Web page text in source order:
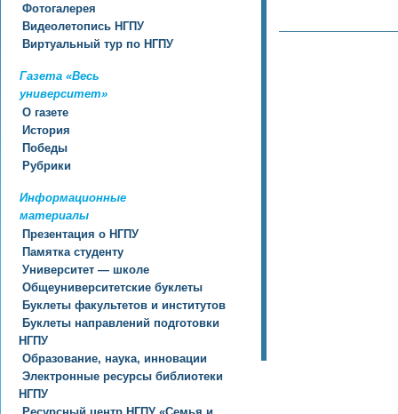
Фотогалерея
Видеолетопись НГПУ
Виртуальный тур по НГПУ
Газета «Весь
университет»
О газете
История
Победы
Рубрики
Информационные
материалы
Презентация о НГПУ
Памятка студенту
Университет — школе
Общеуниверситетские буклеты
Буклеты факультетов и институтов
Буклеты направлений подготовки
НГПУ
Образование, наука, инновации
Электронные ресурсы библиотеки
НГПУ